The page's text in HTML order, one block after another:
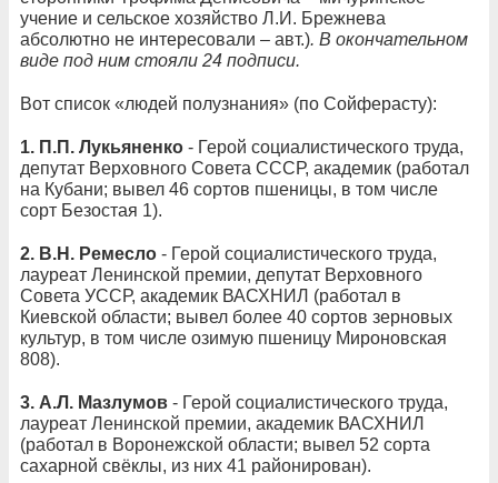
учение и сельское хозяйство Л.И. Брежнева
абсолютно не интересовали – авт.). В окончательном
виде под ним стояли 24 подписи.
Вот список «людей полузнания» (по Сойферасту):
1. П.П. Лукьяненко - Герой социалистического труда,
депутат Верховного Совета СССР, академик (работал
на Кубани; вывел 46 сортов пшеницы, в том числе
сорт Безостая 1).
2. В.Н. Ремесло - Герой социалистического труда,
лауреат Ленинской премии, депутат Верховного
Совета УССР, академик ВАСХНИЛ (работал в
Киевской области; вывел более 40 сортов зерновых
культур, в том числе озимую пшеницу Мироновская
808).
3. А.Л. Мазлумов - Герой социалистического труда,
лауреат Ленинской премии, академик ВАСХНИЛ
(работал в Воронежской области; вывел 52 сорта
сахарной свёклы, из них 41 районирован).